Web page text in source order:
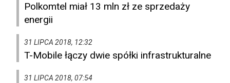
Polkomtel miał 13 mln zł ze sprzedaży
energii
31 LIPCA 2018, 12:32
T-Mobile łączy dwie spółki infrastrukturalne
31 LIPCA 2018, 07:54